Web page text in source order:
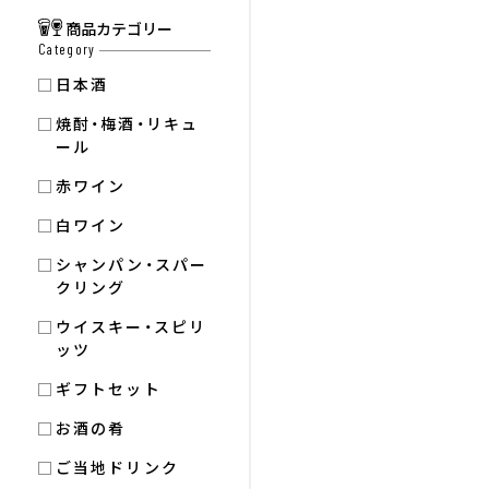
商品カテゴリー
Category
日本酒
焼酎・梅酒・リキュ
ール
赤ワイン
白ワイン
シャンパン・スパー
クリング
ウイスキー・スピリ
ッツ
ギフトセット
お酒の肴
ご当地ドリンク